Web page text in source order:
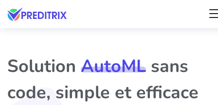
Solution AutoML sans
code, simple et efficace